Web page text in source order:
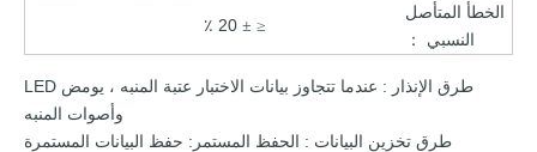
الخطأ المتأصل
النسبي
：
≤ ±
20 ٪
طرق الإنذار : عندما تتجاوز بيانات الاختبار عتبة المنبه ، يومض LED
وأصوات المنبه
طرق تخزين البيانات : الحفظ المستمر: حفظ البيانات المستمرة